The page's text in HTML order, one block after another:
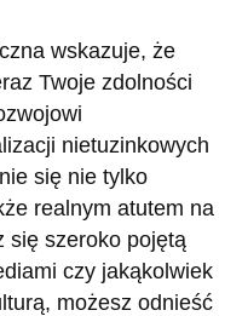
wskazuje, że
Twoje zdolności
nietuzinkowych
się nie tylko
realnym atutem na
się szeroko pojętą
czy jakąkolwiek
możesz odnieść